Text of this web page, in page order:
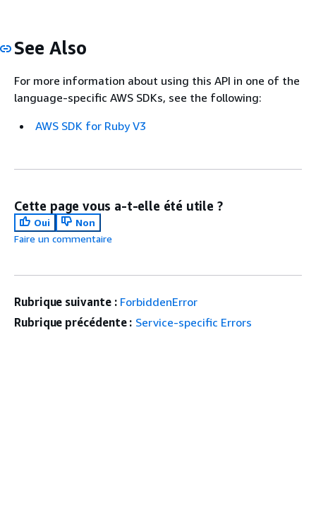
See Also
For more information about using this API in one of the
language-specific AWS SDKs, see the following:
AWS SDK for Ruby V3
Cette page vous a-t-elle été utile ?
Oui
Non
Faire un commentaire
Rubrique suivante : ForbiddenError
Rubrique précédente : Service-specific Errors